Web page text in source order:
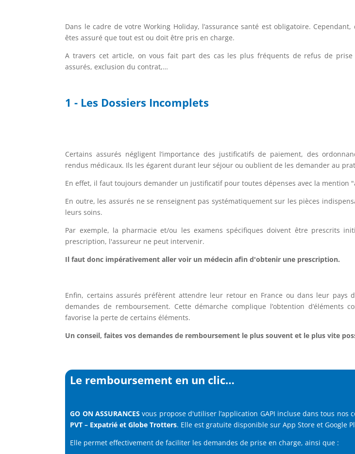
Dans le cadre de votre Working Holiday, l’assurance santé est obligatoire.
êtes assuré que tout est ou doit être pris en charge.
A travers cet article, on vous fait part des cas les plus fréquents de refus de prise
assurés, exclusion du contrat,…
1 - Les Dossiers Incomplets
Certains assurés négligent l’importance des justificatifs de paiement, des
rendus médicaux. Ils les égarent durant leur séjour ou oublient de les demander au
En effet, il faut toujours demander un justificatif pour toutes dépenses avec la mention
En outre, les assurés ne se renseignent pas systématiquement sur les pièces
leurs soins.
Par exemple, la pharmacie et/ou les examens spécifiques doivent être prescrits
prescription, l'assureur ne peut intervenir.
Il faut donc impérativement aller voir un médecin afin d'obtenir une prescription.
Enfin, certains assurés préfèrent attendre leur retour en France ou dans leur pays
demandes de remboursement. Cette démarche complique l’obtention d’éléments
favorise la perte de certains éléments.
Un conseil, faites vos demandes de remboursement le plus souvent et le plus vite
Le remboursement en un clic…
GO ON ASSURANCES vous propose d'utiliser l’application GAPI incluse dans tous nos
PVT – Expatrié etGlobe Trotters. Elle est gratuite disponible sur App Store et Google
Elle permet effectivement de faciliter les demandes de prise en charge, ainsi que :